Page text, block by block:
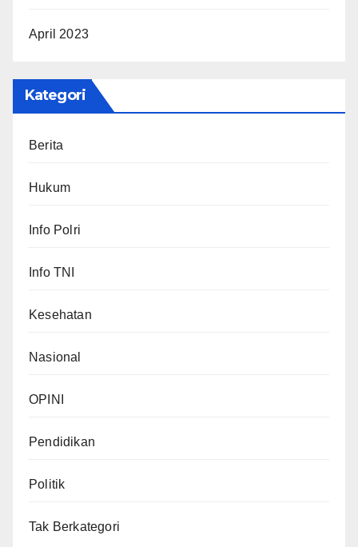
April 2023
Kategori
Berita
Hukum
Info Polri
Info TNI
Kesehatan
Nasional
OPINI
Pendidikan
Politik
Tak Berkategori